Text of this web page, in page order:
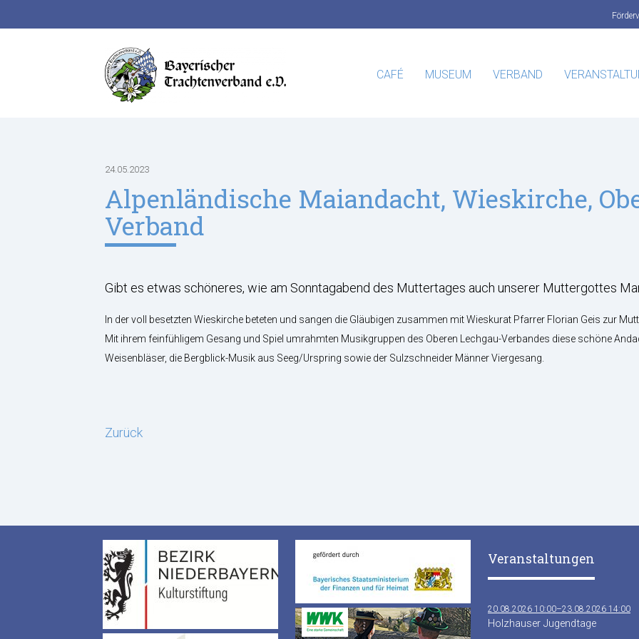
CAFÉ MUSEUM VERBAND
24.05.2023
Alpenländische Maiandacht, Wieskirche,
Verband
Gibt es etwas schöneres, wie am Sonntagabend des Muttertages auch unserer Muttergottes
In der voll besetzten Wieskirche beteten und sangen die Gläubigen zusammen mit Wieskurat Pfarrer Florian Geis zur
Mit ihrem feinfühligem Gesang und Spiel umrahmten Musikgruppen des Oberen Lechgau-Verbandes diese schöne
Weisenbläser, die Bergblick-Musik aus Seeg/Urspring sowie der Sulzschneider Männer Viergesang.
Zurück
Veranstaltungen
20.08.2026 10:00–23.08.2026 14:00
Holzhauser Jugendtage